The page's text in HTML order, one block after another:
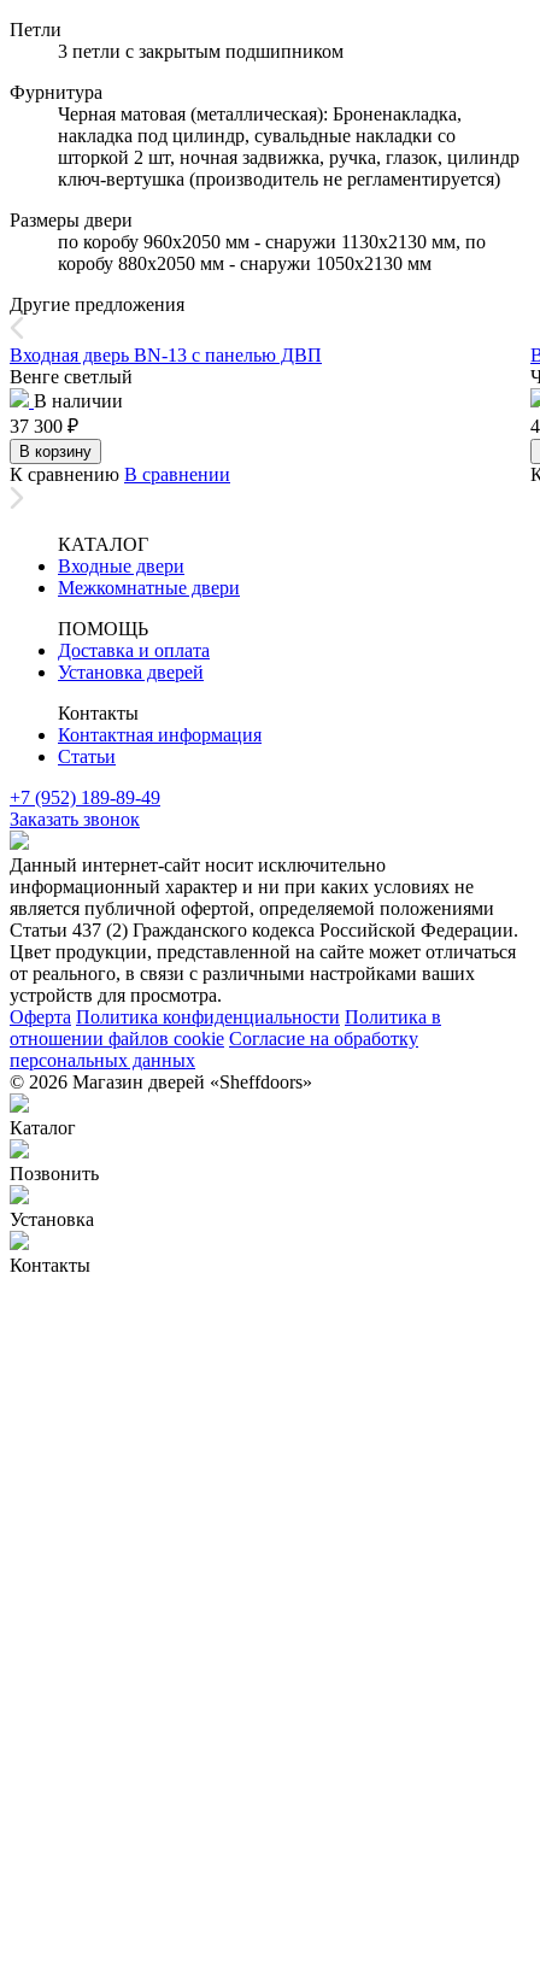
Петли
3 петли с закрытым подшипником
Фурнитура
Черная матовая (металлическая): Броненакладка,
накладка под цилиндр, сувальдные накладки со
шторкой 2 шт, ночная задвижка, ручка, глазок, цилиндр
ключ-вертушка (производитель не регламентируется)
Размеры двери
по коробу 960х2050 мм - снаружи 1130х2130 мм, по
коробу 880х2050 мм - снаружи 1050х2130 мм
Другие предложения
Входная дверь BN-13 с панелью ДВП
Венге светлый
В наличии
37 300 ₽
В корзину
К сравнению В сравнении
КАТАЛОГ
Входные двери
Межкомнатные двери
ПОМОЩЬ
Доставка и оплата
Установка дверей
Контакты
Контактная информация
Статьи
+7 (952) 189-89-49
Заказать звонок
Данный интернет-сайт носит исключительно
информационный характер и ни при каких условиях не
является публичной офертой, определяемой положениями
Статьи 437 (2) Гражданского кодекса Российской Федерации.
Цвет продукции, представленной на сайте может отличаться
от реального, в связи с различными настройками ваших
устройств для просмотра.
Оферта Политика конфиденциальности Политика в
отношении файлов cookie Согласие на обработку
персональных данных
© 2026 Магазин дверей «Sheffdoors»
Каталог
Позвонить
Установка
Контакты